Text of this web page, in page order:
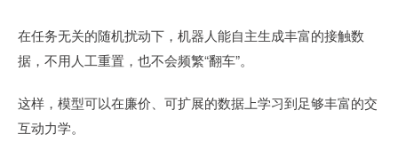
在任务无关的随机扰动下，机器人能自主生成丰富的接触数
据，不用人工重置，也不会频繁“翻车”。
这样，模型可以在廉价、可扩展的数据上学习到足够丰富的交
互动力学。